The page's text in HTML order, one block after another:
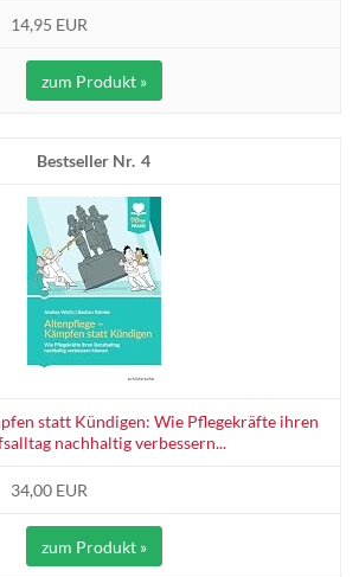
14,95 EUR
zum Produkt »
4
statt Kündigen: Wie Pflegekräfte ihren
nachhaltig verbessern...
34,00 EUR
zum Produkt »